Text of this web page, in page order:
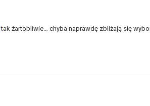
tak żartobliwie… chyba naprawdę zbliżają się